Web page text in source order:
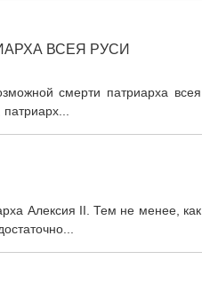
ВСЕЯ РУСИ
смерти патриарха всея
Алексия II. Тем не менее, как